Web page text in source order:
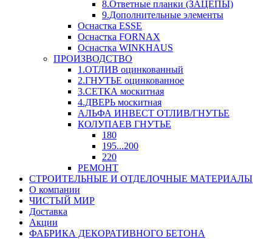
8.Ответные планки (ЗАЦЕПЫ)
9.Дополнительные элементы
Оснастка ESSE
Оснастка FORNAX
Оснастка WINKHAUS
ПРОИЗВОДСТВО
1.ОТЛИВ оцинкованный
2.ГНУТЬЕ оцинкованное
3.СЕТКА москитная
4.ДВЕРЬ москитная
АЛЬФА ИНВЕСТ ОТЛИВ/ГНУТЬЕ
КОЛУПАЕВ ГНУТЬЕ
180
195...200
220
РЕМОНТ
СТРОИТЕЛЬНЫЕ И ОТДЕЛОЧНЫЕ МАТЕРИАЛЫ
О компании
ЧИСТЫЙ МИР
Доставка
Акции
ФАБРИКА ДЕКОРАТИВНОГО БЕТОНА